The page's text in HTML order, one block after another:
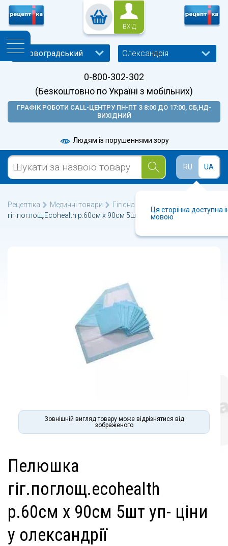
ВХІД
Олександрія
0-800-302-302
(Безкоштовно по Україні з мобільних)
ГРАФІК РОБОТИ CALL-ЦЕНТРУ ПН-ПТ З 8:00 ДО 17:00, СБ,НД-
ВИХІДНИЙ
Людям із порушеннями зору
RU UA
Ця сторінка доступна
мовою
Рецептіка Медичні товари Гігієна для хворих
гіг.поглощ.Ecohealth р.60см х 90см 5шт уп
Зовнішній вигляд товару може відрізнятися від
зображеного
пелюшка
гіг.поглощ.ecohealth
р.60см х 90см 5шт уп- ціни
у олександрії